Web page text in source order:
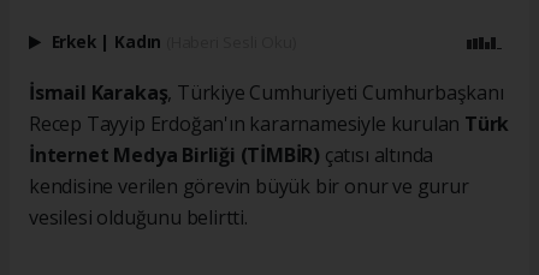
Erkek | Kadın
İsmail Karakaş, Türkiye Cumhuriyeti Cumhurbaşkanı
Recep Tayyip Erdoğan'ın kararnamesiyle kurulan Türk
İnternet Medya Birliği (TİMBİR) çatısı altında
kendisine verilen görevin büyük bir onur ve gurur
vesilesi olduğunu belirtti.